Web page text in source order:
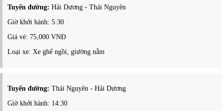
Tuyến đường: Hải Dương - Thái Nguyên
Giờ khởi hành: 5:30
Giá vé: 75,000 VNĐ
Loại xe: Xe ghế ngồi, giường nằm
Tuyến đường: Thái Nguyên - Hải Dương
Giờ khởi hành: 14:30